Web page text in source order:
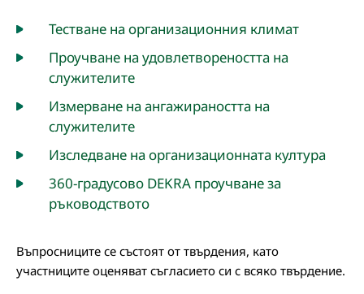
Тестване на организационния климат
Проучване на удовлетвореността на
служителите
Измерване на ангажираността на
служителите
Изследване на организационната култура
360-градусово DEKRA проучване за
ръководството
Въпросниците се състоят от твърдения, като
участниците оценяват съгласието си с всяко твърдение.